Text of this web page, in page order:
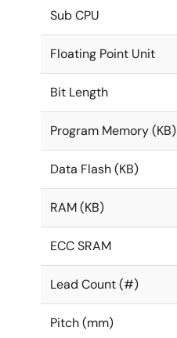
Sub CPU
Floating Point Unit
Bit Length
Program Memory (KB)
Data Flash (KB)
RAM (KB)
ECC SRAM
Lead Count (#)
Pitch (mm)